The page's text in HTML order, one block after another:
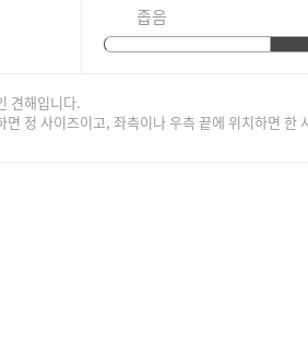
좁음
견해입니다.
정 사이즈이고, 좌측이나 우측 끝에 위치하면 한